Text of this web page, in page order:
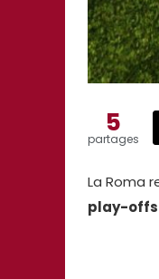
5
partages
La Roma
play-offs